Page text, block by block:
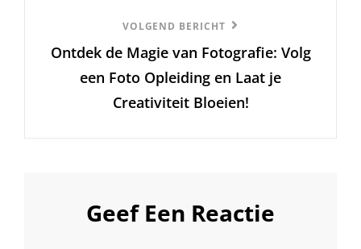
Bericht
VOLGEND BERICHT
Ontdek de Magie van Fotografie: Volg
een Foto Opleiding en Laat je
Creativiteit Bloeien!
Geef Een Reactie